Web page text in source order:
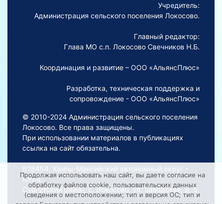
Учредитель:
Администрация сельского поселения Локосово.
Главный редактор:
Глава МО с.п. Локосово Свечников Н.Б.
Координация и развитие – ООО «АльянсПлюс»
Разработка, техническая поддержка и
сопровождение - ООО «АльянсПлюс»
© 2010-2024 Администрация сельского поселения
Локосово. Все права защищены.
При использовании материалов в публикациях
ссылка на сайт обязательна.
628454, Ханты-Мансийский автономный округ –
Югра,
Сургутский район, с. Локосово, ул. Заводская, д. 5
Продолжая использовать наш сайт, вы даете согласие на
обработку файлов cookie, пользовательских данных
(сведения о местоположении; тип и версия ОС; тип и